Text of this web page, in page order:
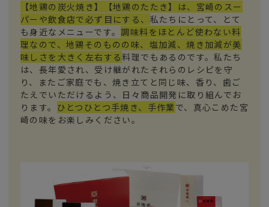
【地鶏の炭火焼き】【地鶏のたたき】は、宮崎のスー
パーや飲食店で必ず目にする、 私たちにとって、とて
も身近なメニューです。 調味料をほとんど使わない料
理なので、地鶏そのものの味、塩加減、焼き加減が美
味しさを大きく左右する料理でもあるのです。私たち
は、長年愛され、受け継がれたそれらのレシピを守
り、またご家庭でも、焼き立てと同じ味、香り、歯ご
たえでいただけるよう、日々商品開発に取り組んでお
ります。 ひとつひとつ手焼き、手作業 で、真心こめた宮
崎の味をお楽しみください。